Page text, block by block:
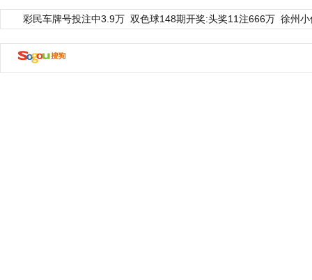
彩民车牌号投注中3.9万 双色球148期开奖:头奖11注666万 徐州